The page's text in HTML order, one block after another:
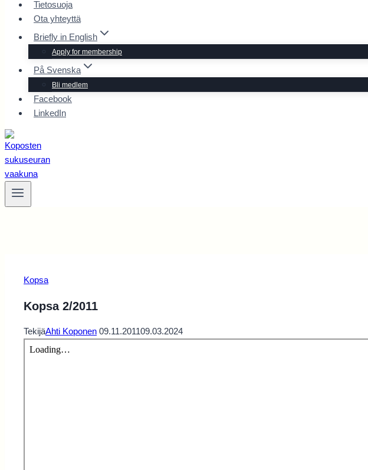
Tietosuoja
Ota yhteyttä
Briefly in English
Apply for membership
På Svenska
Bli medlem
Facebook
LinkedIn
Kopsa
Kopsa 2/2011
TekijäAhti Koponen 09.11.201109.03.2024